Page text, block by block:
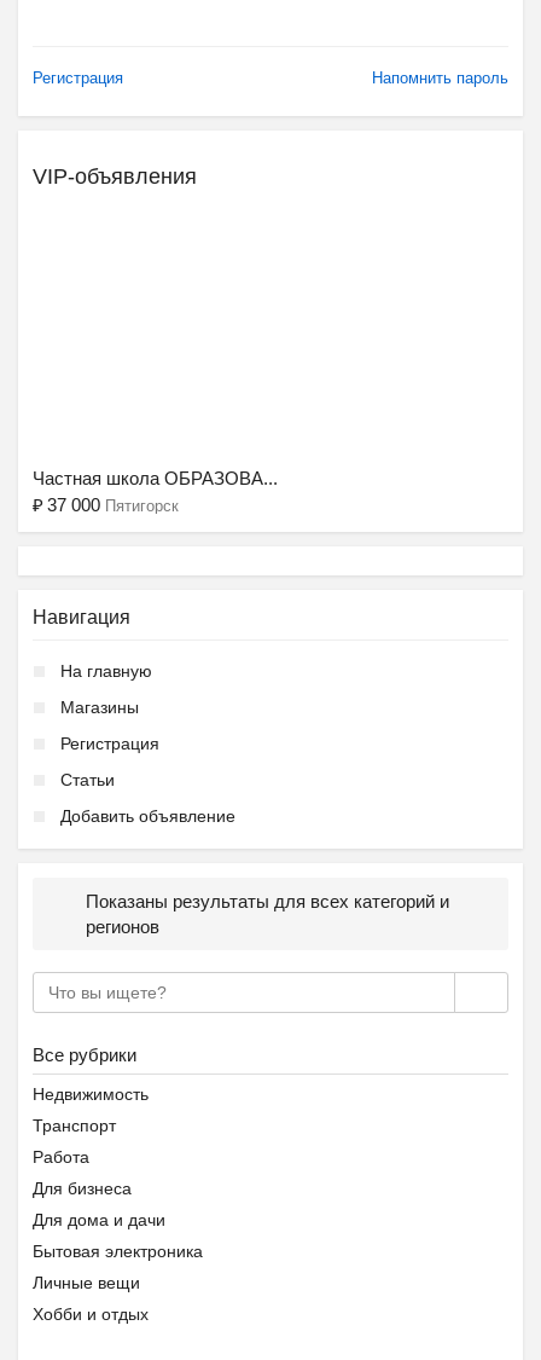
Регистрация Напомнить пароль
VIP-объявления
Частная школа ОБРАЗОВА...
₽ 37 000 Пятигорск
Навигация
На главную
Магазины
Регистрация
Статьи
Добавить объявление
Показаны результаты для всех категорий и
регионов
Все рубрики
Недвижимость
Транспорт
Работа
Для бизнеса
Для дома и дачи
Бытовая электроника
Личные вещи
Хобби и отдых